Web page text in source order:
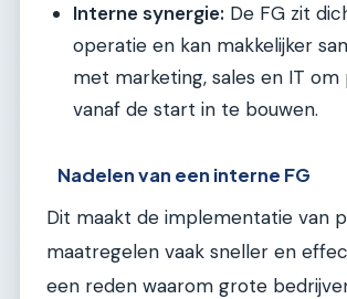
Interne synergie: De FG zit
operatie en kan makkelijker
met marketing, sales en IT om
vanaf de start in te bouwen.
Nadelen van een interne FG
Dit maakt de implementatie van
maatregelen vaak sneller en
een reden waarom grote